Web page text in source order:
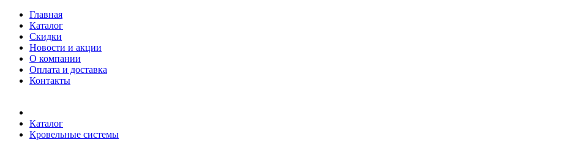
Главная
Каталог
Скидки
Новости и акции
О компании
Оплата и доставка
Контакты
Каталог
Кровельные системы